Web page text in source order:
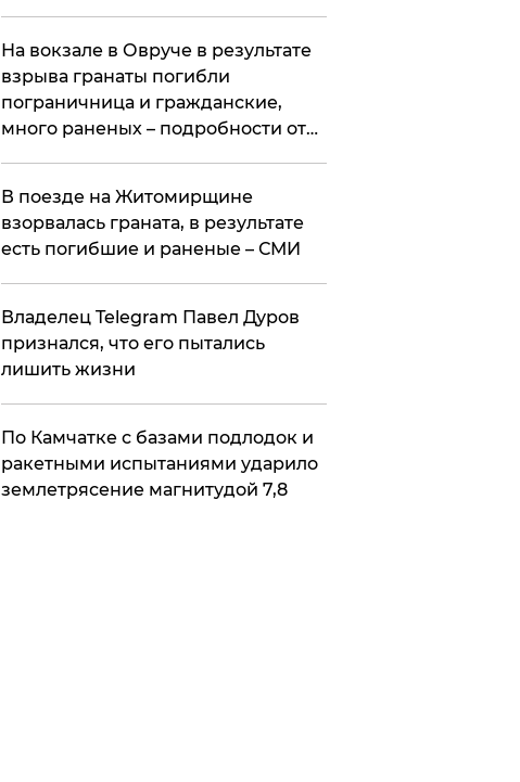
На вокзале в Овруче в результате
взрыва гранаты погибли
пограничница и гражданские,
много раненых – подробности от
В поезде на Житомирщине
взорвалась граната, в результате
есть погибшие и раненые – СМИ
Владелец Telegram Павел Дуров
признался, что его пытались
лишить жизни
По Камчатке с базами подлодок и
ракетными испытаниями ударило
землетрясение магнитудой 7,8